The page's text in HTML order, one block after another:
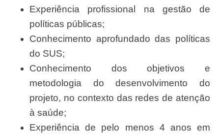
Experiência profissional na gestão de
políticas públicas;
Conhecimento aprofundado das políticas
do SUS;
Conhecimento dos objetivos e
metodologia do desenvolvimento do
projeto, no contexto das redes de atenção
à saúde;
Experiência de pelo menos 4 anos em